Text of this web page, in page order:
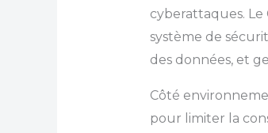
cyberattaques. Le
système de
des données, et
Côté
pour limiter la